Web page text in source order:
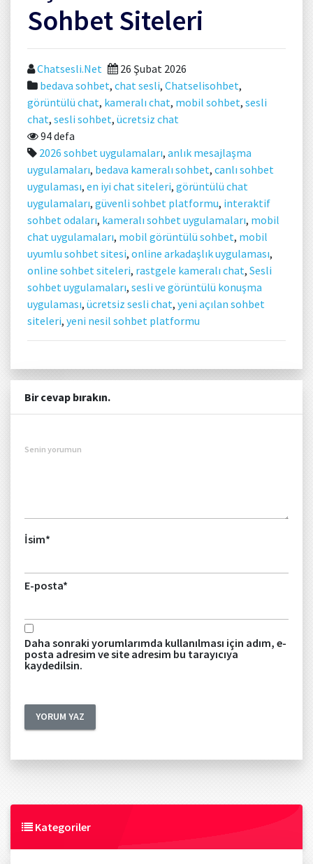
Sohbet Siteleri
Chatsesli.Net
26 Şubat 2026
bedava sohbet, chat sesli, Chatselisohbet,
görüntülü chat, kameralı chat, mobil sohbet, sesli
chat, sesli sohbet, ücretsiz chat
94 defa
2026 sohbet uygulamaları, anlık mesajlaşma
uygulamaları, bedava kameralı sohbet, canlı sohbet
uygulaması, en iyi chat siteleri, görüntülü chat
uygulamaları, güvenli sohbet platformu, interaktif
sohbet odaları, kameralı sohbet uygulamaları, mobil
chat uygulamaları, mobil görüntülü sohbet, mobil
uyumlu sohbet sitesi, online arkadaşlık uygulaması,
online sohbet siteleri, rastgele kameralı chat, Sesli
sohbet uygulamaları, sesli ve görüntülü konuşma
uygulaması, ücretsiz sesli chat, yeni açılan sohbet
siteleri, yeni nesil sohbet platformu
Bir cevap bırakın.
Senin yorumun
İsim*
E-posta*
Daha sonraki yorumlarımda kullanılması için adım, e-
posta adresim ve site adresim bu tarayıcıya
kaydedilsin.
Kategoriler